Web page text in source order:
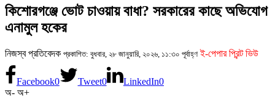
কিশোরগঞ্জে ভোট চাওয়ায় বাধা? সরকারের কাছে অভিযোগ
এনামুল হকের
নিজস্ব প্রতিবেদক প্রকাশিত: বুধবার, ২৮ জানুয়ারি, ২০২৬, ১১:৩০ পূর্বাহ্ণ ই-পেপার প্রিন্ট ভিউ
Facebook0 Tweet0 LinkedIn0
অ- অ+